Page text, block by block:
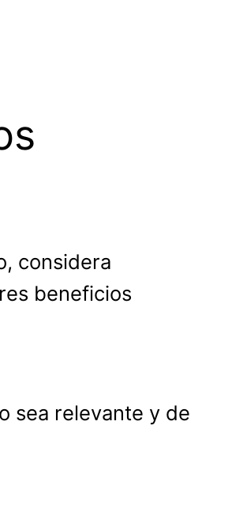
considera
beneficios
sea relevante y de